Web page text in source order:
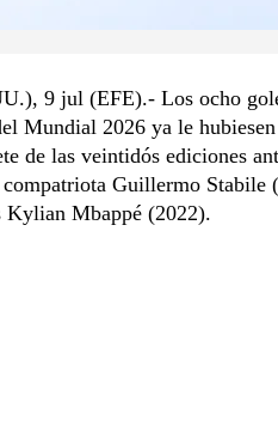
9 jul (EFE).- Los ocho
Mundial 2026 ya le
de las veintidós ediciones
Guillermo Stabile
Kylian Mbappé (2022).